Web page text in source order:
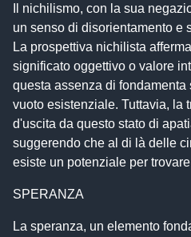
Il nichilismo, con la sua
un senso di disorientamento e
La prospettiva nichilista
significato oggettivo o valore
questa assenza di
vuoto esistenziale. Tuttavia, la
d'uscita da questo stato di
suggerendo che al di là delle
esiste un potenziale per
SPERANZA
La speranza, un elemento